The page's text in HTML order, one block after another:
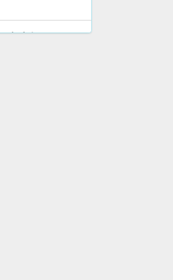
心齋橋（１